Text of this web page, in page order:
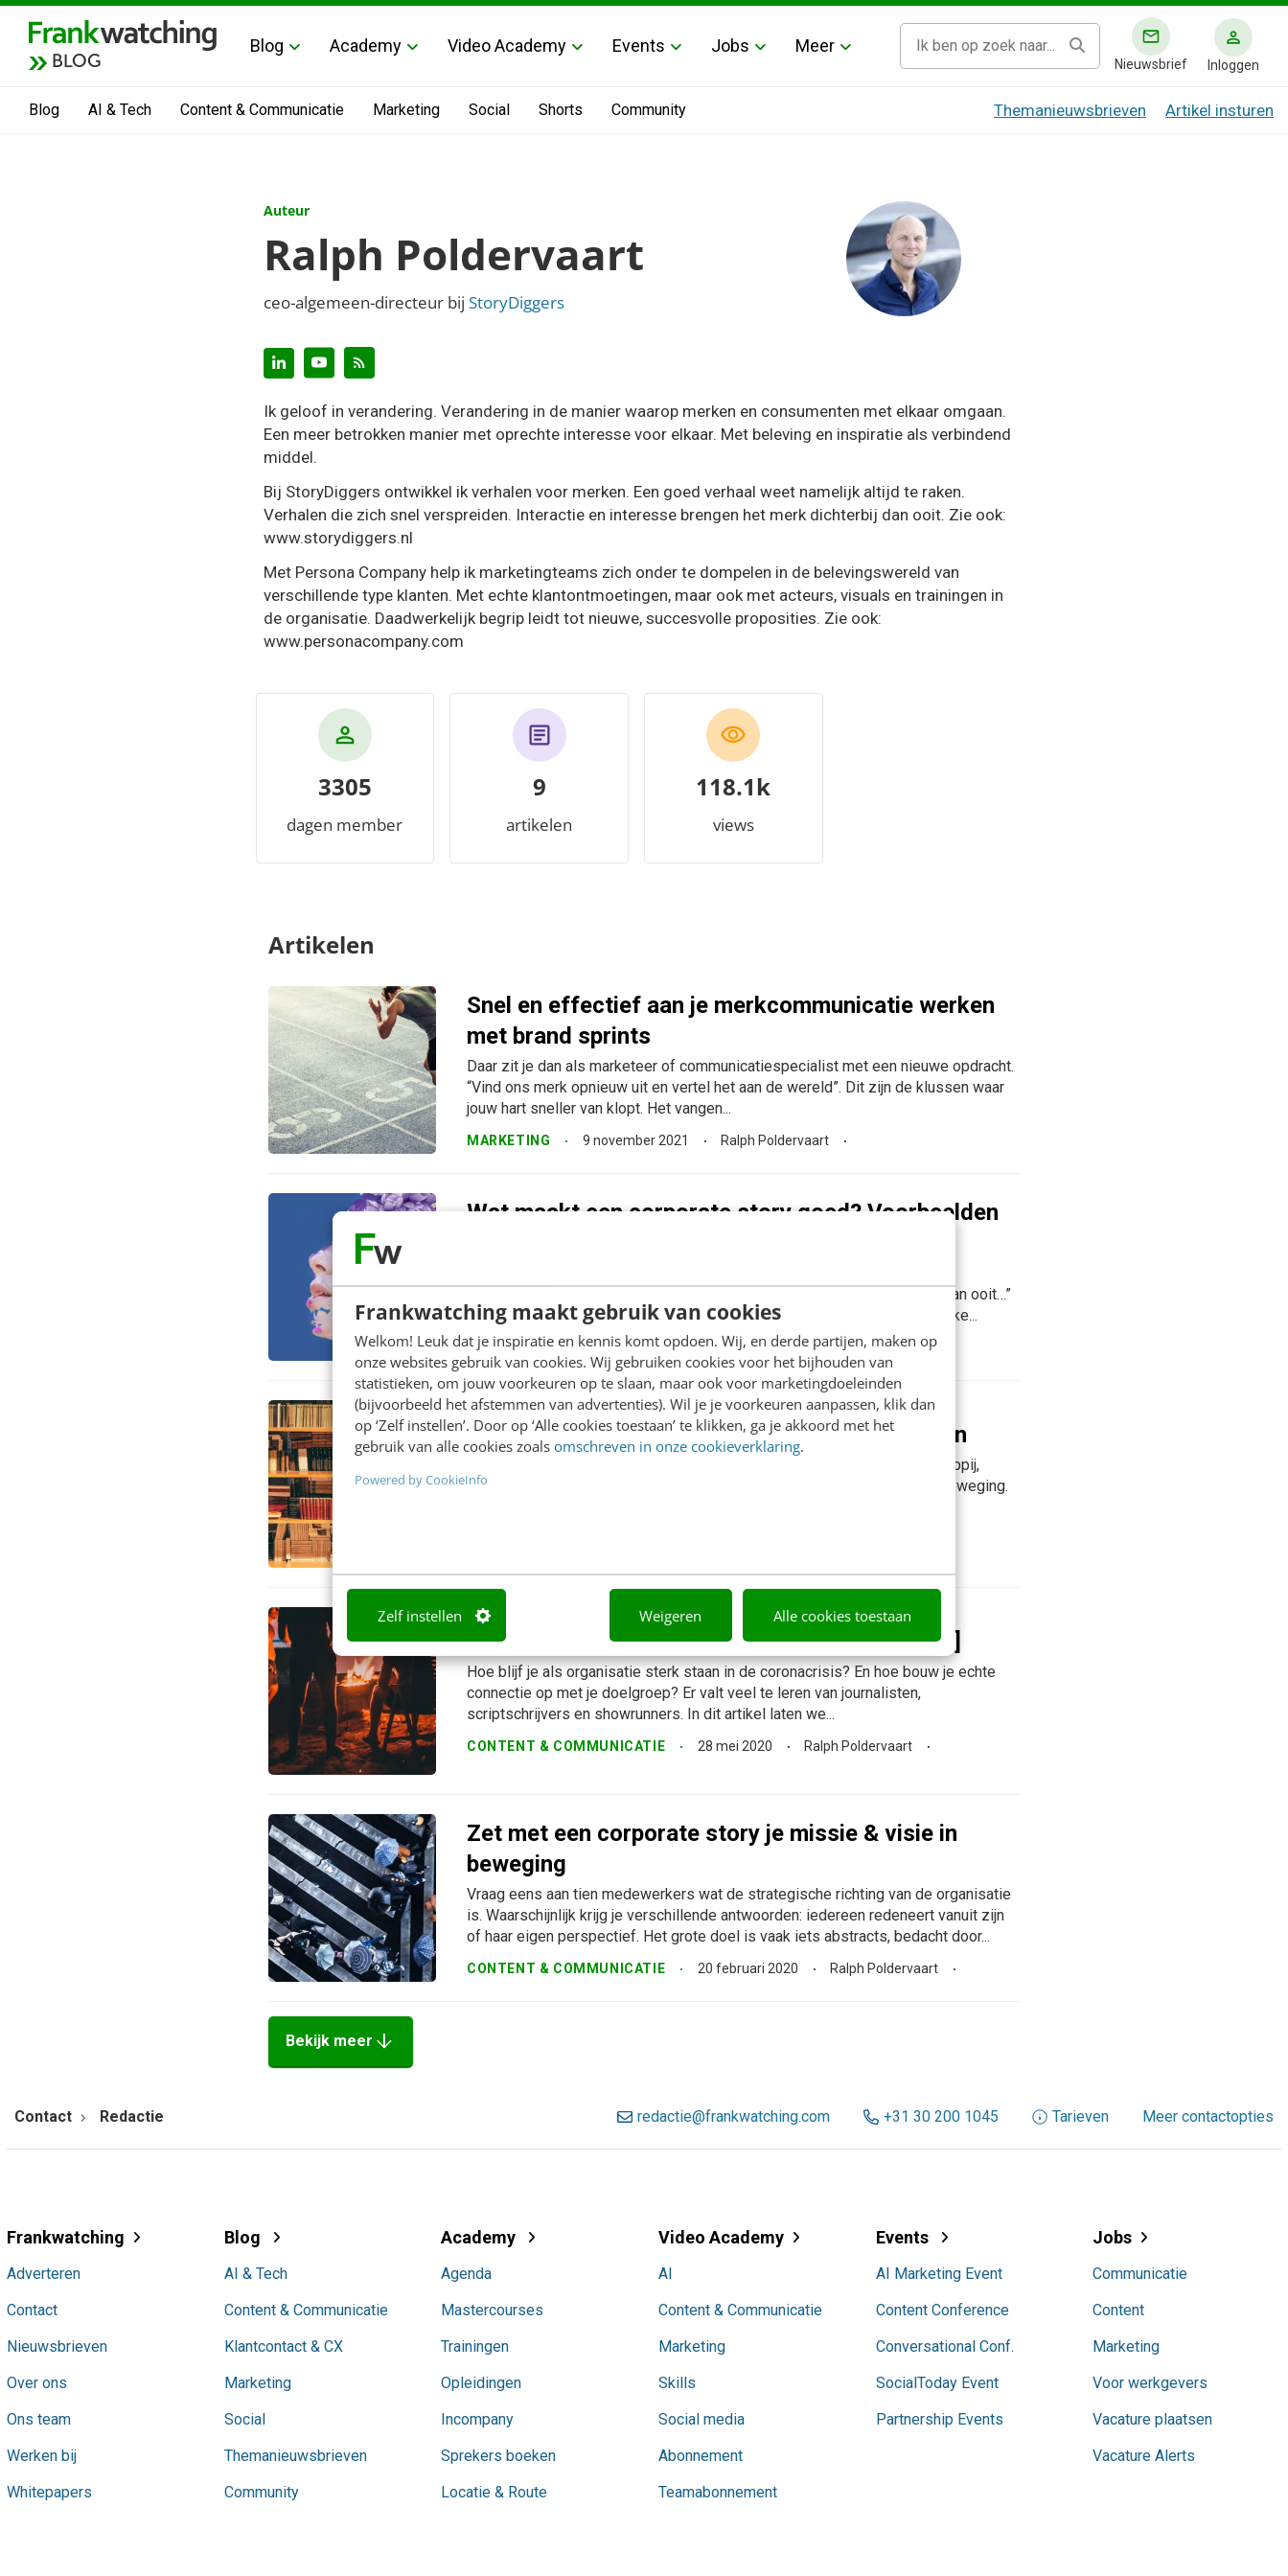
Frankwatching maakt gebruik van cookies
Welkom! Leuk dat je inspiratie en kennis komt opdoen. Wij, en derde partijen, maken op
onze websites gebruik van cookies. Wij gebruiken cookies voor het bijhouden van
statistieken, om jouw voorkeuren op te slaan, maar ook voor marketingdoeleinden
(bijvoorbeeld het afstemmen van advertenties). Wil je je voorkeuren aanpassen, klik dan
op ‘Zelf instellen’. Door op ‘Alle cookies toestaan’ te klikken, ga je akkoord met het
gebruik van alle cookies zoals omschreven in onze cookieverklaring.
Powered by CookieInfo
Zelf instellen Weigeren Alle cookies toestaan
BLOG
Blog Academy Video Academy Events Jobs Meer
Nieuwsbrief Inloggen
Blog AI & Tech Content & Communicatie Marketing Social Shorts Community Themanieuwsbrieven Artikel insturen
Auteur
Ralph Poldervaart
ceo-algemeen-directeur bij StoryDiggers
Ik geloof in verandering. Verandering in de manier waarop merken en consumenten met elkaar omgaan.
Een meer betrokken manier met oprechte interesse voor elkaar. Met beleving en inspiratie als verbindend
middel.
Bij StoryDiggers ontwikkel ik verhalen voor merken. Een goed verhaal weet namelijk altijd te raken.
Verhalen die zich snel verspreiden. Interactie en interesse brengen het merk dichterbij dan ooit. Zie ook:
www.storydiggers.nl
Met Persona Company help ik marketingteams zich onder te dompelen in de belevingswereld van
verschillende type klanten. Met echte klantontmoetingen, maar ook met acteurs, visuals en trainingen in
de organisatie. Daadwerkelijk begrip leidt tot nieuwe, succesvolle proposities. Zie ook:
www.personacompany.com
3305
dagen member
9
artikelen
133.8k
views
Artikelen
Snel en effectief aan je merkcommunicatie werken
met brand sprints
Daar zit je dan als marketeer of communicatiespecialist met een nieuwe opdracht.
“Vind ons merk opnieuw uit en vertel het aan de wereld”. Dit zijn de klussen waar
jouw hart sneller van klopt. Het vangen...
MARKETING 9 november 2021 Ralph Poldervaart
Wat maakt een corporate story goed? Voorbeelden
duizelingwekkend tempo op. We zullen ons sneller moeten aanpassen dan ooit…”
Wacht eens even, hoe vaak heb je dit al gehoord? Dit is toch niet het unieke...
CONTENT & COMMUNICATIE 4 oktober 2021 Ralph Poldervaart
Verandering baart kunst: de kracht van verhalen
Verandering is de mantra van de mensheid. Of het nou gaat om maatschappij,
technologie, culturen of bedrijven… Alles en iedereen is voortdurend in beweging.
Sterke storytelling in crisistijd [case Fish Tales]
Hoe blijf je als organisatie sterk staan in de coronacrisis? En hoe bouw je echte
connectie op met je doelgroep? Er valt veel te leren van journalisten,
scriptschrijvers en showrunners. In dit artikel laten we...
CONTENT & COMMUNICATIE 28 mei 2020 Ralph Poldervaart
Zet met een corporate story je missie & visie in
beweging
Vraag eens aan tien medewerkers wat de strategische richting van de organisatie
is. Waarschijnlijk krijg je verschillende antwoorden: iedereen redeneert vanuit zijn
of haar eigen perspectief. Het grote doel is vaak iets abstracts, bedacht door...
CONTENT & COMMUNICATIE 20 februari 2020 Ralph Poldervaart
Bekijk meer arrow_downward
Contact Redactie redactie@frankwatching.com +31 30 200 1045 Tarieven Meer contactopties
Frankwatching
Adverteren
Contact
Nieuwsbrieven
Over ons
Ons team
Werken bij
Whitepapers
Blog
AI & Tech
Content & Communicatie
Klantcontact & CX
Marketing
Social
Themanieuwsbrieven
Community
Academy
Agenda
Mastercourses
Trainingen
Opleidingen
Incompany
Sprekers boeken
Locatie & Route
Video Academy
AI
Content & Communicatie
Marketing
Skills
Social media
Abonnement
Teamabonnement
Events
AI Marketing Event
Content Conference
Conversational Conf.
SocialToday Event
Partnership Events
Jobs
Communicatie
Content
Marketing
Voor werkgevers
Vacature plaatsen
Vacature Alerts